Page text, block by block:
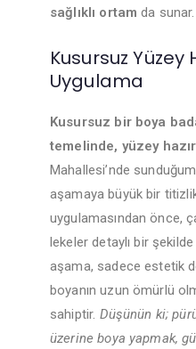
sağlıklı ortam da sunar.
Kusursuz Yüzey
Uygulama
Kusursuz bir boya
temelinde, yüzey
Mahallesi’nde
aşamaya büyük bir
uygulamasından önce,
lekeler detaylı bir
aşama, sadece estetik
boyanın uzun ömürlü
sahiptir. Düşünün ki;
üzerine boya yapmak,